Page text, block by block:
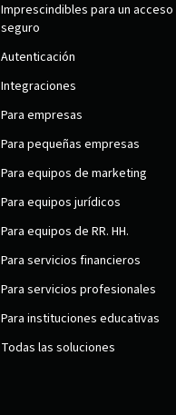
Imprescindibles para un acceso
seguro
Autenticación
Integraciones
Para empresas
Para pequeñas empresas
Para equipos de marketing
Para equipos jurídicos
Para equipos de RR. HH.
Para servicios financieros
Para servicios profesionales
Para instituciones educativas
Todas las soluciones